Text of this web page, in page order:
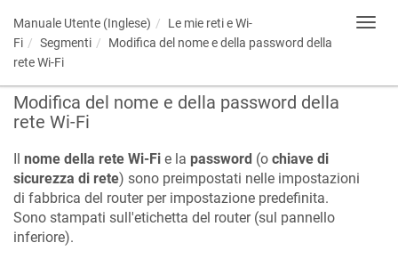
Manuale Utente (Inglese)
Le mie reti e Wi-
Fi
Segmenti
Modifica del nome e della password della
rete Wi-Fi
Modifica del nome e della password della
rete Wi-Fi
Il nome della rete Wi-Fi e la password (o chiave di
sicurezza di rete) sono preimpostati nelle impostazioni
di fabbrica del router per impostazione predefinita.
Sono stampati sull'etichetta del router (sul pannello
inferiore).